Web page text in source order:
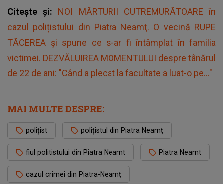
Citește și: NOI MĂRTURII CUTREMURĂTOARE în
cazul polițistului din Piatra Neamţ. O vecină RUPE
TĂCEREA şi spune ce s-ar fi întâmplat în familia
victimei. DEZVĂLUIREA MOMENTULUI despre tânărul
de 22 de ani: "Când a plecat la facultate a luat-o pe..."
MAI MULTE DESPRE:
polițist polițistul din Piatra Neamț
fiul politistului din Piatra Neamt Piatra Neamt
cazul crimei din Piatra-Neamţ